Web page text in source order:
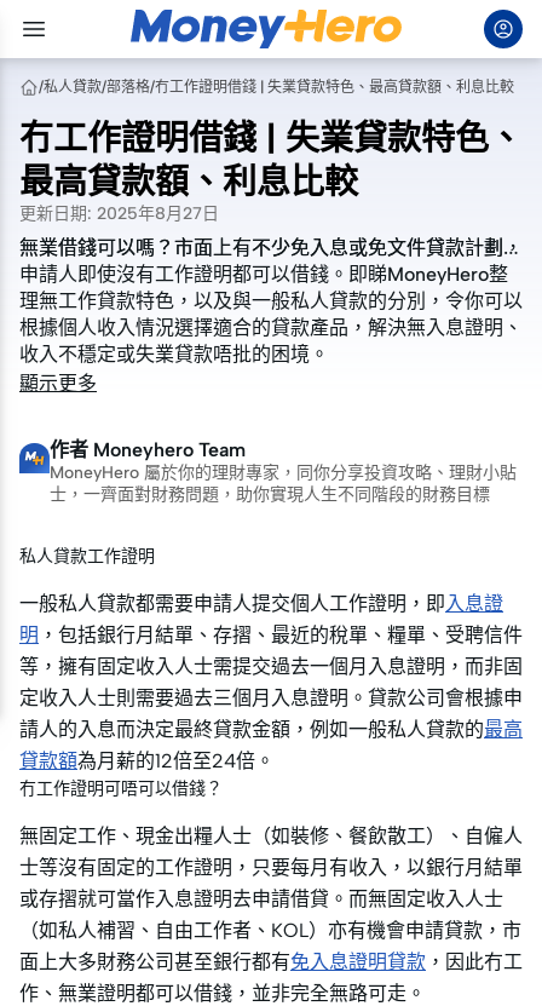
/私人貸款/部落格/冇工作證明借錢 | 失業貸款特色、最高貸款額、利息比較
冇工作證明借錢 | 失業貸款特色、
最高貸款額、利息比較
更新日期: 2025年8月27日
無業借錢可以嗎？市面上有不少免入息或免文件貸款計劃，
申請人即使沒有工作證明都可以借錢。即睇MoneyHero整
理無工作貸款特色，以及與一般私人貸款的分別，令你可以
根據個人收入情況選擇適合的貸款產品，解決無入息證明、
收入不穩定或失業貸款唔批的困境。
無業借錢可以嗎？市面上有不少免入息或免文件貸款計劃，
申請人即使沒有工作證明都可以借錢。即睇MoneyHero整
理無工作貸款特色，以及與一般私人貸款的分別，令你可以
根據個人收入情況選擇適合的貸款產品，解決無入息證明、
收入不穩定或失業貸款唔批的困境。
顯示更多
作者 Moneyhero Team
MoneyHero 屬於你的理財專家，同你分享投資攻略、理財小貼
士，一齊面對財務問題，助你實現人生不同階段的財務目標
私人貸款工作證明
一般私人貸款都需要申請人提交個人工作證明，即入息證
明 ，包括銀行月結單、存摺、最近的稅單、糧單、受聘信件
等，擁有固定收入人士需提交過去一個月入息證明，而非固
定收入人士則需要過去三個月入息證明。貸款公司會根據申
請人的入息而決定最終貸款金額，例如一般私人貸款的最高
貸款額為月薪的12倍至24倍。
冇工作證明可唔可以借錢？
無固定工作、現金出糧人士（如裝修、餐飲散工）、自僱人
士等沒有固定的工作證明，只要每月有收入，以銀行月結單
或存摺就可當作入息證明去申請借貸。而無固定收入人士
（如私人補習、自由工作者、KOL）亦有機會申請貸款，市
面上大多財務公司甚至銀行都有免入息證明貸款 ，因此冇工
作、無業證明都可以借錢，並非完全無路可走。